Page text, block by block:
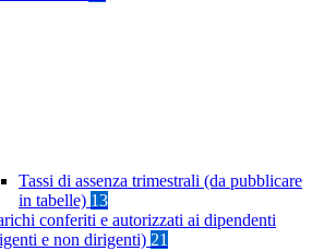
Tassi di assenza trimestrali (da pubblicare
in tabelle) 13
conferiti e autorizzati ai dipendenti
e non dirigenti) 21